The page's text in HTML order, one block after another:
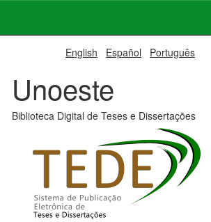
English Español Português
Unoeste
Biblioteca Digital de Teses e Dissertações